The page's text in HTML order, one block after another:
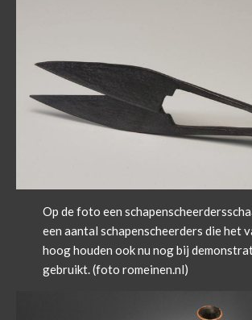
Op de foto een
een aantal schapenscheerders die het
hoog houden ook nu nog bij
gebruikt. (foto romeinen.nl)